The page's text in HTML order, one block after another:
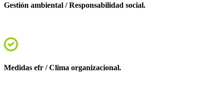
Gestión ambiental / Responsabilidad social.
Medidas efr / Clima organizacional.